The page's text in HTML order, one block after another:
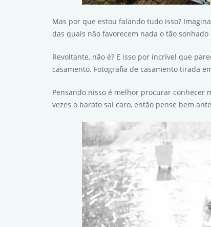
Mas por que estou falando tudo isso?
das quais não favorecem nada o tão
Revoltante, não é? E isso por incrível que
casamento. Fotografia de casamento tirada
Pensando nisso é melhor procurar conhecer
vezes o barato sai caro, então pense bem